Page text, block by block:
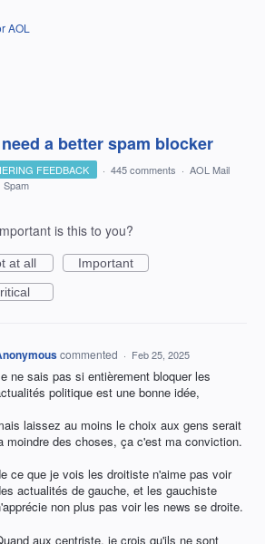
AOL
a better spam blocker
FEEDBACK · 445 comments · AOL Mail
Spam
is this to you?
at all
Important
commented · Feb 25, 2025
ne sais pas si entièrement bloquer les
politique est une bonne idée,
laissez au moins le choix aux gens serait
moindre des choses, ça c'est ma conviction.
ce que je vois les droitiste n'aime pas voir
actualités de gauche, et les gauchiste
non plus pas voir les news se droite.
aux centriste, je crois qu'ils ne sont